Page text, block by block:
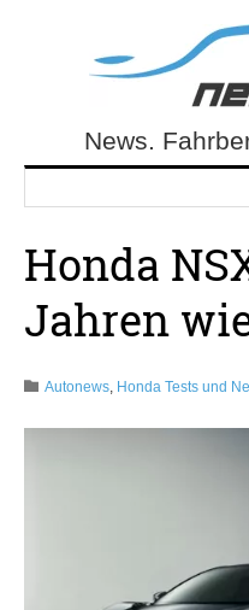
NewCarz.deNews.
Honda
Jahren
Autonews, Honda Tests und